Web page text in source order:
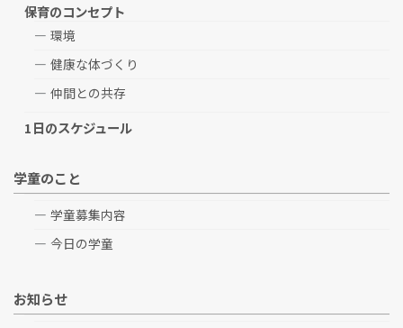
保育のコンセプト
環境
健康な体づくり
仲間との共存
1日のスケジュール
学童のこと
学童募集内容
今日の学童
お知らせ